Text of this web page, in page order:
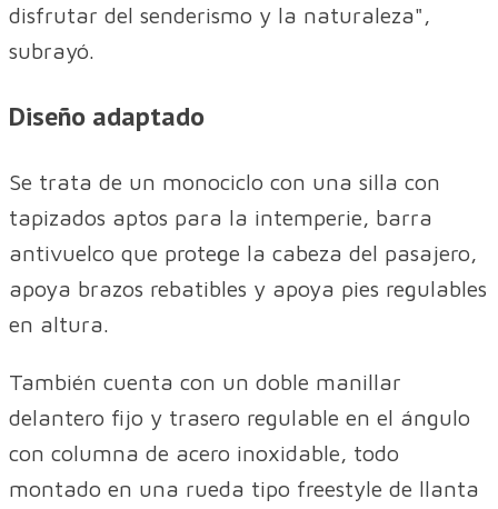
disfrutar del senderismo y la naturaleza",
subrayó.
Diseño adaptado
Se trata de un monociclo con una silla con
tapizados aptos para la intemperie, barra
antivuelco que protege la cabeza del pasajero,
apoya brazos rebatibles y apoya pies regulables
en altura.
También cuenta con un doble manillar
delantero fijo y trasero regulable en el ángulo
con columna de acero inoxidable, todo
montado en una rueda tipo freestyle de llanta